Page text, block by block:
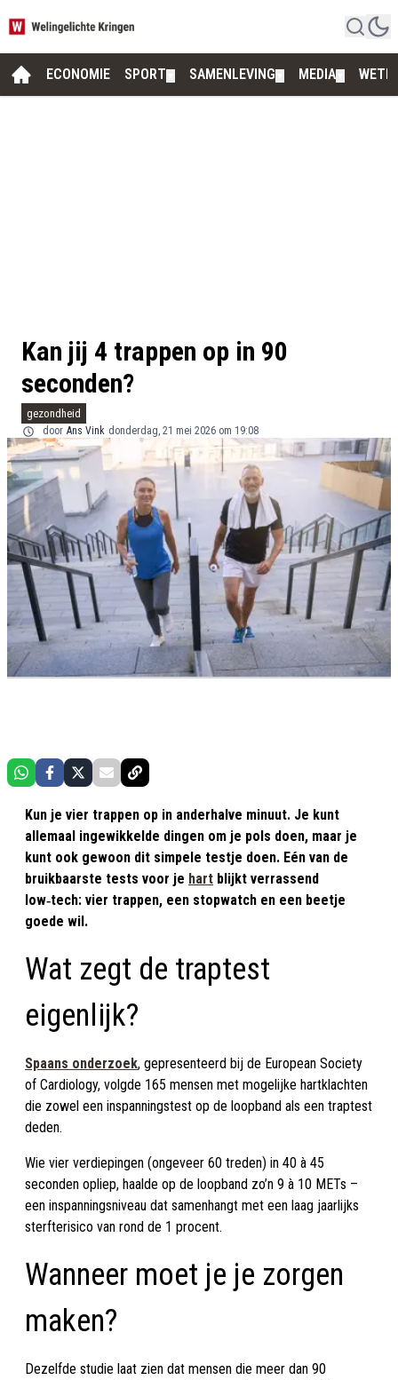
ECONOMIE SPORT SAMENLEVING MEDIA
Kan jij 4 trappen op in 90
seconden?
gezondheid
door Ans Vink donderdag, 21 mei 2026 om 19:08
Kun je vier trappen op in anderhalve minuut. Je kunt
allemaal ingewikkelde dingen om je pols doen, maar je
kunt ook gewoon dit simpele testje doen. Eén van de
bruikbaarste tests voor je hart blijkt verrassend
low‑tech: vier trappen, een stopwatch en een beetje
goede wil.
Wat zegt de traptest
eigenlijk?
Spaans onderzoek, gepresenteerd bij de European Society
of Cardiology, volgde 165 mensen met mogelijke hartklachten
die zowel een inspanningstest op de loopband als een traptest
deden.
Wie vier verdiepingen (ongeveer 60 treden) in 40 à 45
seconden opliep, haalde op de loopband zo’n 9 à 10 METs –
een inspanningsniveau dat samenhangt met een laag jaarlijks
sterfterisico van rond de 1 procent.
Wanneer moet je je zorgen
maken?
Dezelfde studie laat zien dat mensen die meer dan 90